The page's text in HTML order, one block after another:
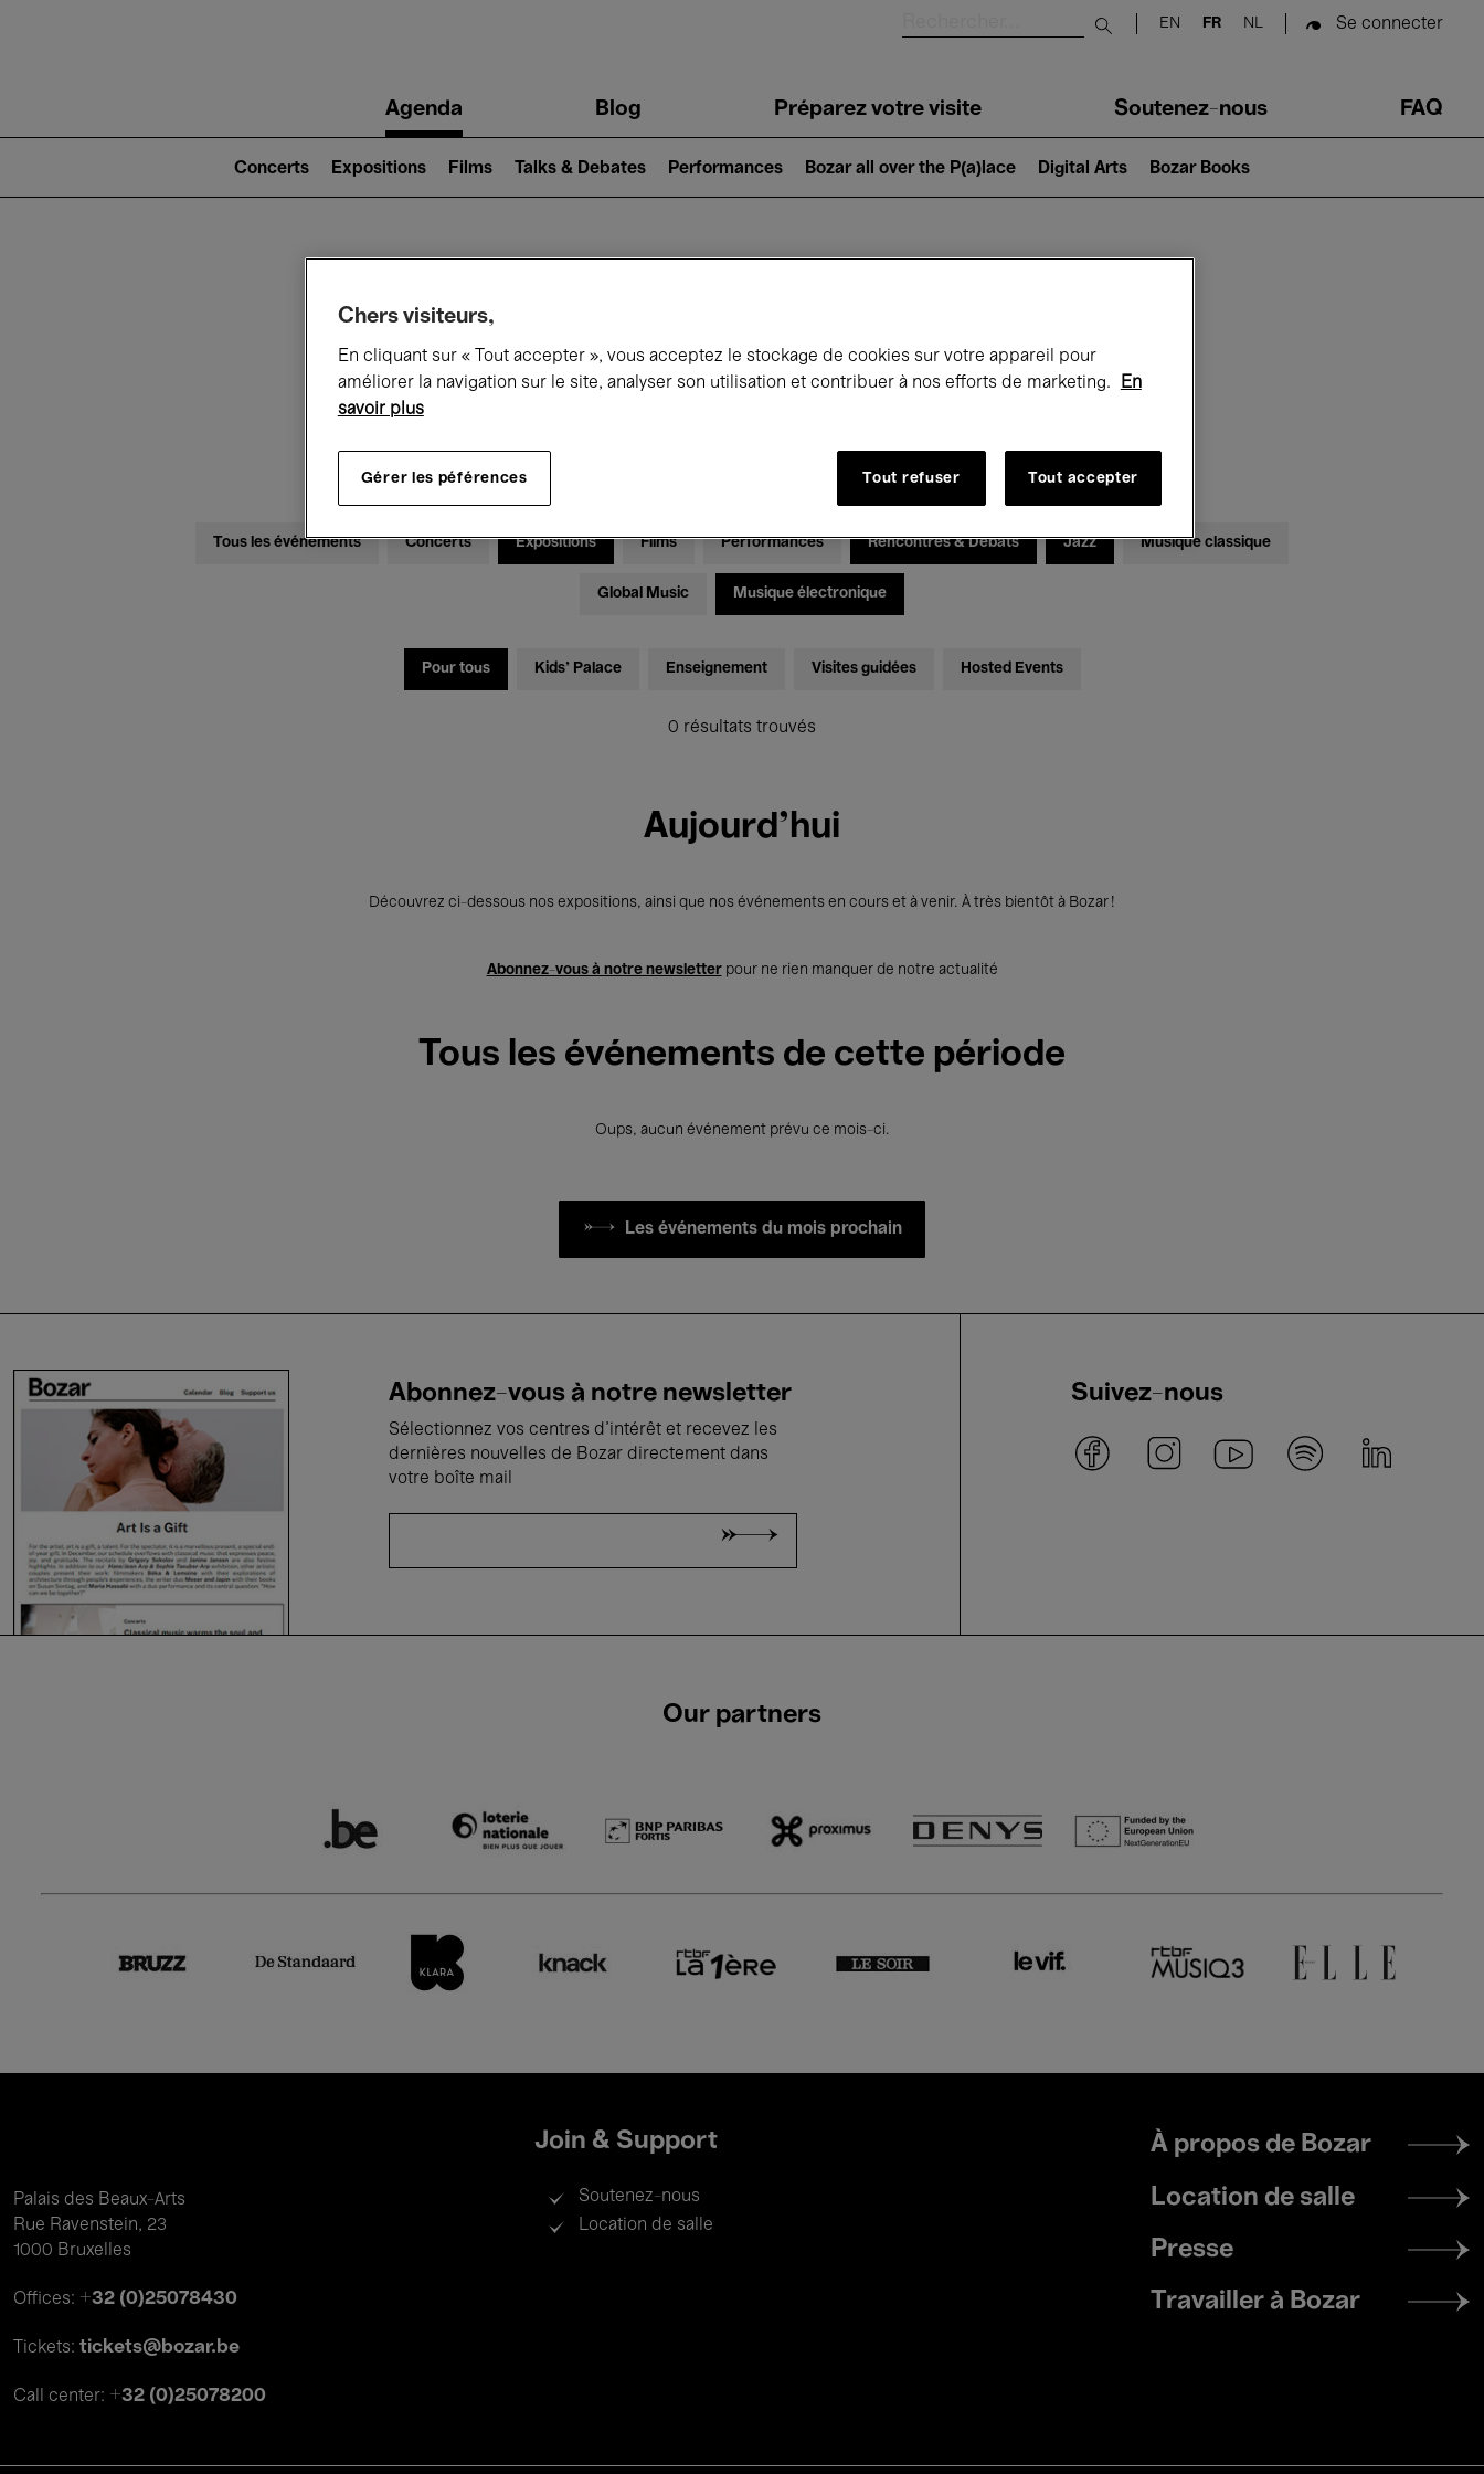
Submit search
EN FR NL Se connecter
navigationAgenda Blog Préparez votre visite Soutenez-nous FAQ
2)
Concerts Expositions Films Talks & Debates Performances Bozar all over the P(a)lace Digital Arts Bozar Books
Ce qui se passe à Bozar
Samedi 01 - Lundi 31 Août 2026
Tous les événements Concerts Expositions Films Performances Rencontres & Débats Jazz Musique classique
Global Music Musique électronique
Pour tous Kids’ Palace Enseignement Visites guidées Hosted Events
0 résultats trouvés
Aujourd'hui
Découvrez ci-dessous nos expositions, ainsi que nos événements en cours et à venir. À très bientôt à Bozar !
Abonnez-vous à notre newsletterpour ne rien manquer de notre actualité
Tous les événements de cette période
Oups, aucun événement prévu ce mois-ci.
Les événements du mois prochain
Abonnez-vous à notre newsletter
Sélectionnez vos centres d'intérêt et recevez les
dernières nouvelles de Bozar directement dans
votre boîte mail
Suivez-nous
Our partners
Palais des Beaux-Arts
Rue Ravenstein, 23
1000 Bruxelles
Offices: +32 (0)25078430
Tickets: tickets@bozar.be
Call center: +32 (0)25078200
Join & Support
Soutenez-nous
Location de salle
Footer
menu
À propos de Bozar
Location de salle
Presse
Travailler à Bozar
Chers visiteurs,
En cliquant sur « Tout accepter », vous acceptez le stockage de cookies sur votre appareil pour
améliorer la navigation sur le site, analyser son utilisation et contribuer à nos efforts de marketing.
En
savoir plus
Gérer les péférences Tout refuser Tout accepter